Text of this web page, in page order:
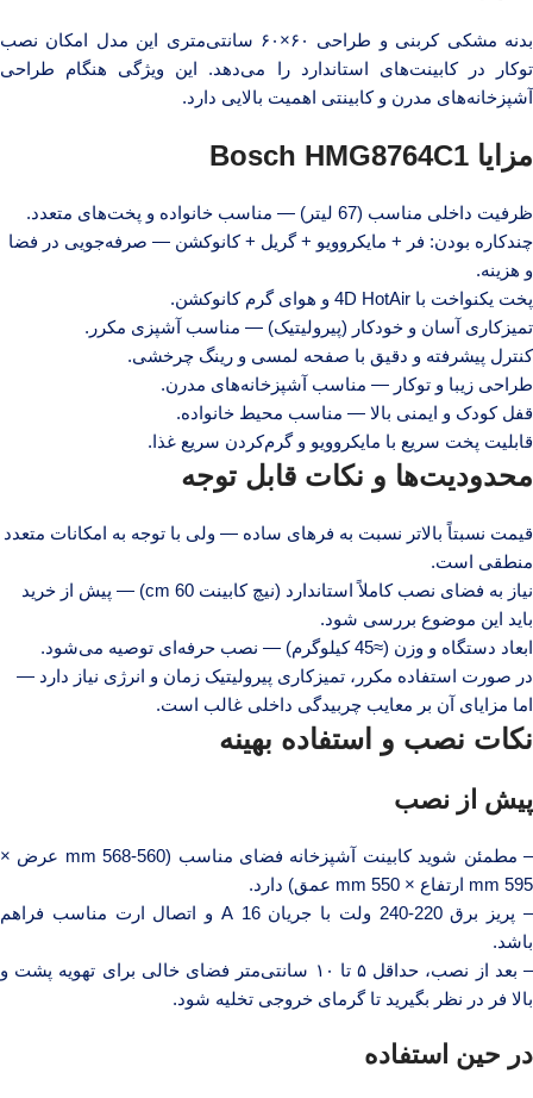
بدنه مشکی کربنی و طراحی ۶۰×۶۰ سانتی‌متری این مدل امکان نصب
توکار در کابینت‌های استاندارد را می‌دهد. این ویژگی هنگام طراحی
آشپزخانه‌های مدرن و کابینتی اهمیت بالایی دارد.
مزایا Bosch HMG8764C1
ظرفیت داخلی مناسب (67 لیتر) — مناسب خانواده و پخت‌های متعدد.
چندکاره بودن: فر + مایکروویو + گریل + کانوکشن — صرفه‌جویی در فضا
و هزینه.
پخت یکنواخت با 4D HotAir و هوای گرم کانوکشن.
تمیزکاری آسان و خودکار (پیرولیتیک) — مناسب آشپزی مکرر.
کنترل پیشرفته و دقیق با صفحه لمسی و رینگ چرخشی.
طراحی زیبا و توکار — مناسب آشپزخانه‌های مدرن.
قفل کودک و ایمنی بالا — مناسب محیط خانواده.
قابلیت پخت سریع با مایکروویو و گرم‌کردن سریع غذا.
محدودیت‌ها و نکات قابل توجه
قیمت نسبتاً بالاتر نسبت به فرهای ساده — ولی با توجه به امکانات متعدد
منطقی است.
نیاز به فضای نصب کاملاً استاندارد (نیچ کابینت 60 cm) — پیش از خرید
باید این موضوع بررسی شود.
ابعاد دستگاه و وزن (≈45 کیلوگرم) — نصب حرفه‌ای توصیه می‌شود.
در صورت استفاده مکرر، تمیزکاری پیرولیتیک زمان و انرژی نیاز دارد —
اما مزایای آن بر معایب چربیدگی داخلی غالب است.
نکات نصب و استفاده بهینه
پیش از نصب
– مطمئن شوید کابینت آشپزخانه فضای مناسب (560-568 mm عرض ×
595 mm ارتفاع × 550 mm عمق) دارد.
– پریز برق 220-240 ولت با جریان 16 A و اتصال ارت مناسب فراهم
باشد.
– بعد از نصب، حداقل ۵ تا ۱۰ سانتی‌متر فضای خالی برای تهویه پشت و
بالا فر در نظر بگیرید تا گرمای خروجی تخلیه شود.
در حین استفاده